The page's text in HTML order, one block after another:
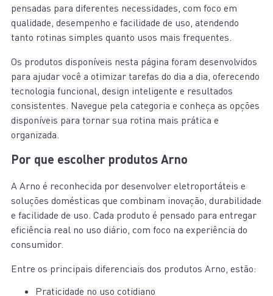
pensadas para diferentes necessidades, com foco em
qualidade, desempenho e facilidade de uso, atendendo
tanto rotinas simples quanto usos mais frequentes.
Os produtos disponíveis nesta página foram desenvolvidos
para ajudar você a otimizar tarefas do dia a dia, oferecendo
tecnologia funcional, design inteligente e resultados
consistentes. Navegue pela categoria e conheça as opções
disponíveis para tornar sua rotina mais prática e
organizada.
Por que escolher produtos Arno
A Arno é reconhecida por desenvolver eletroportáteis e
soluções domésticas que combinam inovação, durabilidade
e facilidade de uso. Cada produto é pensado para entregar
eficiência real no uso diário, com foco na experiência do
consumidor.
Entre os principais diferenciais dos produtos Arno, estão:
Praticidade no uso cotidiano